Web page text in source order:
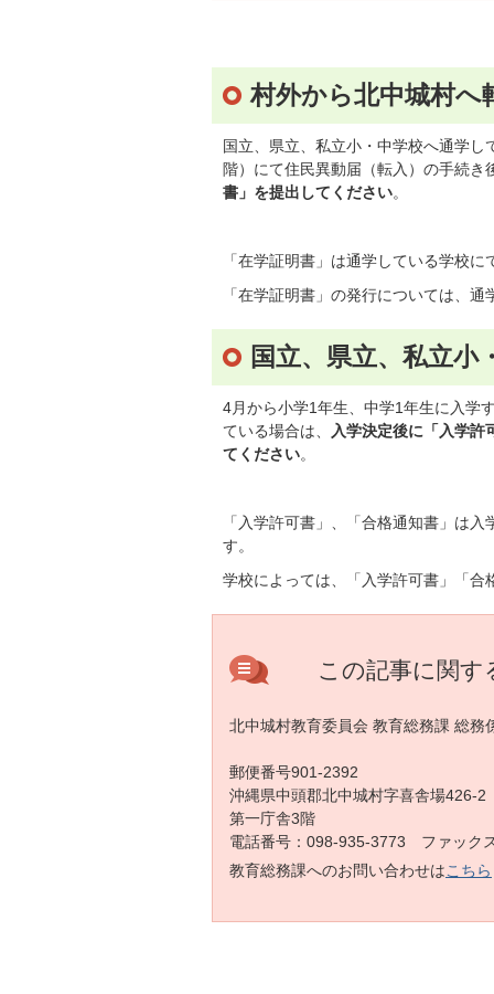
村外から北中城村へ
国立、県立、私立小・中学校へ通学
階）にて住民異動届（転入）の手続き
書」を提出してください。
「在学証明書」は通学している学校に
「在学証明書」の発行については、
国立、県立、私立小
4月から小学1年生、中学1年生に入学
ている場合は、
入学決定後に「入学許
てください。
「入学許可書」、「合格通知書」は
す。
学校によっては、「入学許可書」「合
この記事に関す
北中城村教育委員会 教育総務課 総務
郵便番号901-2392
沖縄県中頭郡北中城村字喜舎場426-2
第一庁舎3階
電話番号：098-935-3773 ファック
教育総務課へのお問い合わせはこちら